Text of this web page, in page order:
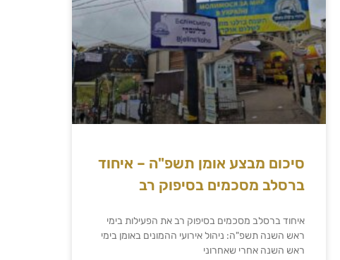
סיכום מבצע אומן תשפ"ה – איחוד
ברסלב מסכמים בסיפוק רב
איחוד ברסלב מסכמים בסיפוק רב את הפעילות בימי
ראש השנה תשפ"ה: ניהול אירועי ההמונים באומן בימי
ראש השנה אחרי שאחרוני